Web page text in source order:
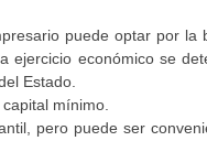
puede optar por la
ejercicio económico se
Estado.
mínimo.
pero puede ser